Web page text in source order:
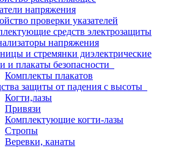
напряжения
проверки указателей
средств электрозащиты
напряжения
и стремянки диэлектрические
и плакаты безопасности
Комплекты плакатов
защиты от падения с высоты
Когти,лазы
Привязи
Комплектующие когти-лазы
Стропы
Веревки, канаты